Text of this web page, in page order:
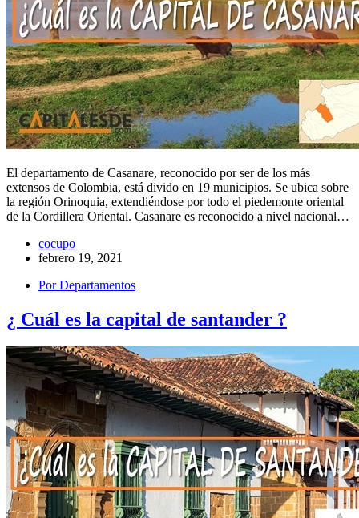
El departamento de Casanare, reconocido por ser de los más
extensos de Colombia, está divido en 19 municipios. Se ubica sobre
la región Orinoquia, extendiéndose por todo el piedemonte oriental
de la Cordillera Oriental. Casanare es reconocido a nivel nacional…
cocupo
febrero 19, 2021
Por Departamentos
¿ Cuál es la capital de santander ?